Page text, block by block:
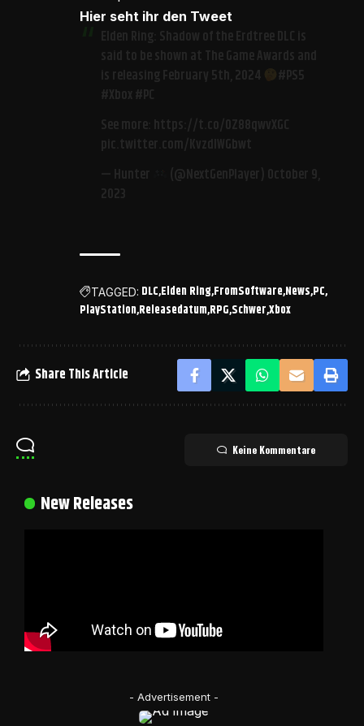
Hier seht ihr den Tweet
TAGGED: DLC Elden Ring FromSoftware News PC
PlayStation Releasedatum RPG SchwerXbox
Share This Article
Keine Kommentare
New Releases
- Advertisement -